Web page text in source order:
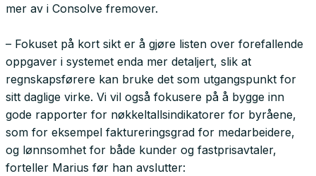
mer av i Consolve fremover.
– Fokuset på kort sikt er å gjøre listen over forefallende
oppgaver i systemet enda mer detaljert, slik at
regnskapsførere kan bruke det som utgangspunkt for
sitt daglige virke. Vi vil også fokusere på å bygge inn
gode rapporter for nøkkeltallsindikatorer for byråene,
som for eksempel faktureringsgrad for medarbeidere,
og lønnsomhet for både kunder og fastprisavtaler,
forteller Marius før han avslutter: